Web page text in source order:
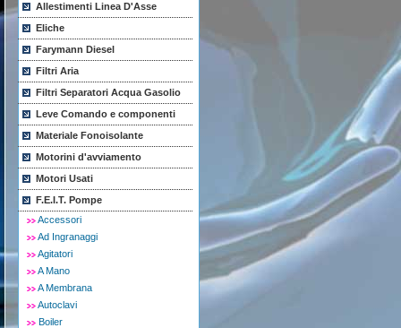
Allestimenti Linea D'Asse
Eliche
Farymann Diesel
Filtri Aria
Filtri Separatori Acqua Gasolio
Leve Comando e componenti
Materiale Fonoisolante
Motorini d'avviamento
Motori Usati
F.E.I.T. Pompe
Accessori
Ad Ingranaggi
Agitatori
A Mano
A Membrana
Autoclavi
Boiler